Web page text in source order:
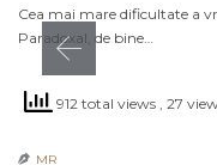
Cea mai mare dificultate a
Paradoxal, de bine…
912 total views , 27
 MR